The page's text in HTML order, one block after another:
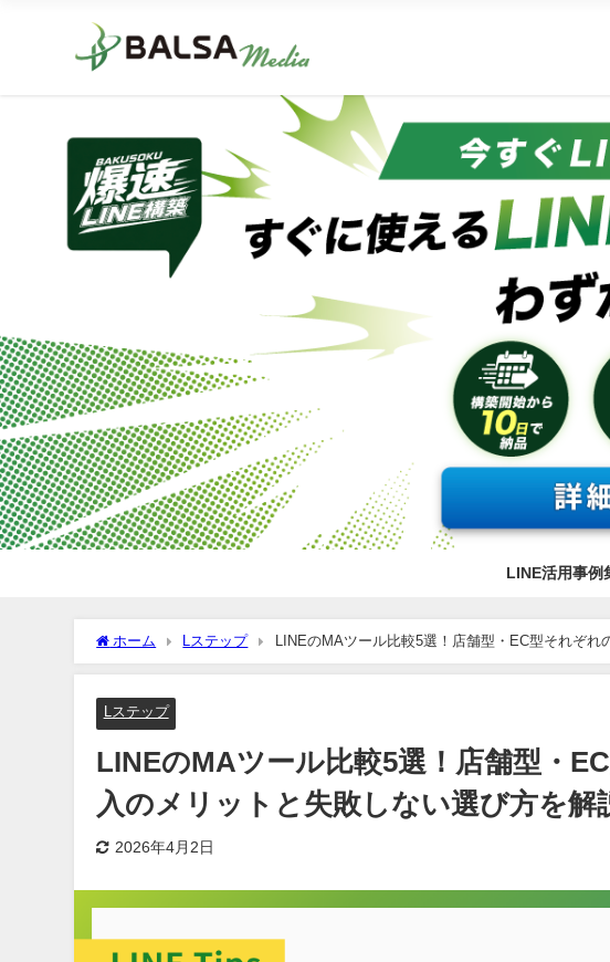
LINE活用事例
ホーム Lステップ LINEのMAツール比較5選！店舗型・EC型それぞ
Lステップ
LINEのMAツール比較5選！店舗型・
入のメリットと失敗しない選び方を解
2026年4月2日